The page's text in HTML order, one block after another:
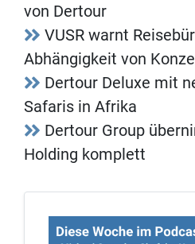
von Dertour
VUSR warnt
Abhängigkeit von
Dertour Deluxe mit
Safaris in Afrika
Dertour Group
Holding komplett